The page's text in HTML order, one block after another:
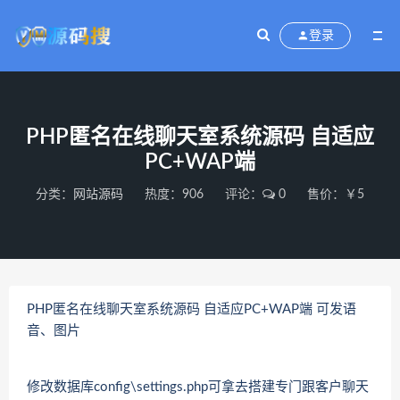
登录
PHP匿名在线聊天室系统源码 自适应
PC+WAP端
分类： 网站源码 热度：906 评论： 0 售价：￥5
PHP匿名在线聊天室系统源码 自适应PC+WAP端 可发语
音、图片
修改数据库config\settings.php可拿去搭建专门跟客户聊天